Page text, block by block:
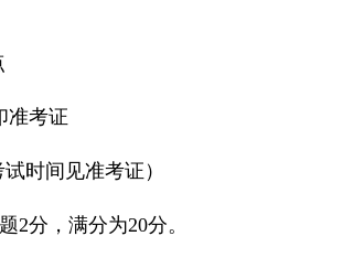
准考证
时间见准考证）
2分，满分为20分。